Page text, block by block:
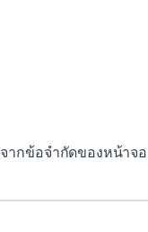
ากข้อจำกัดของหน้าจ